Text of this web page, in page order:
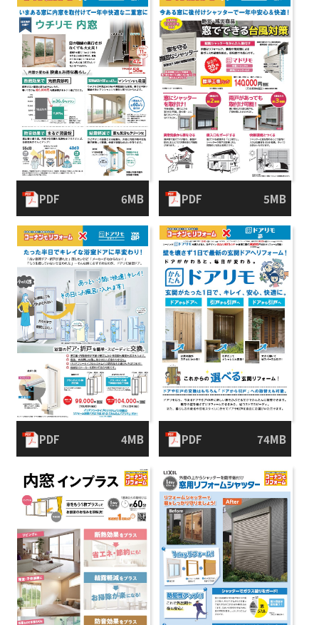
PDF 6MB PDF 5MB
PDF 4MB PDF 74MB